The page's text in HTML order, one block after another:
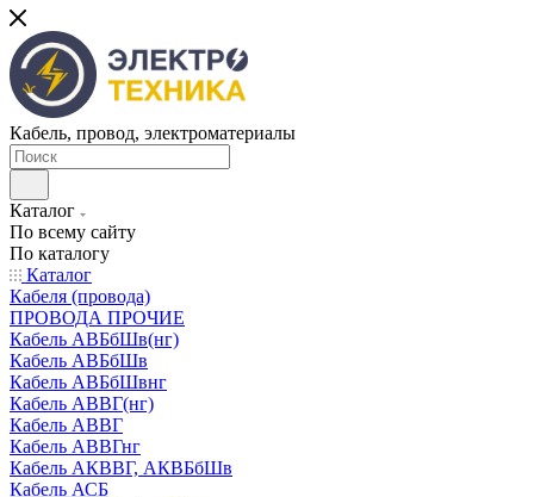
Кабель, провод, электроматериалы
Каталог
По всему сайту
По каталогу
Каталог
Кабеля (провода)
ПРОВОДА ПРОЧИЕ
Кабель АВБбШв(нг)
Кабель АВБбШв
Кабель АВБбШвнг
Кабель АВВГ(нг)
Кабель АВВГ
Кабель АВВГнг
Кабель АКВВГ, АКВБбШв
Кабель АСБ